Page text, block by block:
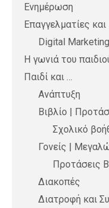
Ενημέρωση
Επαγγελματίες και
Digital Marketing
Η γωνιά του
Παιδί και …
Ανάπτυξη
Βιβλίο |
Σχολικό
Γονείς |
Προτάσεις
Διακοπές
Διατροφή και